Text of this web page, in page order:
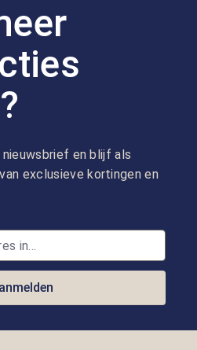
en blijf als
exclusieve kortingen en